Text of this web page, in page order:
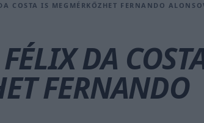
COSTA IS MEGMÉRKŐZHET FERNANDO
DA
FERNANDO